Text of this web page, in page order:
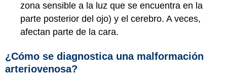
zona sensible a la luz que se encuentra en la
parte posterior del ojo) y el cerebro. A veces,
afectan parte de la cara.
¿Cómo se diagnostica una malformación
arteriovenosa?